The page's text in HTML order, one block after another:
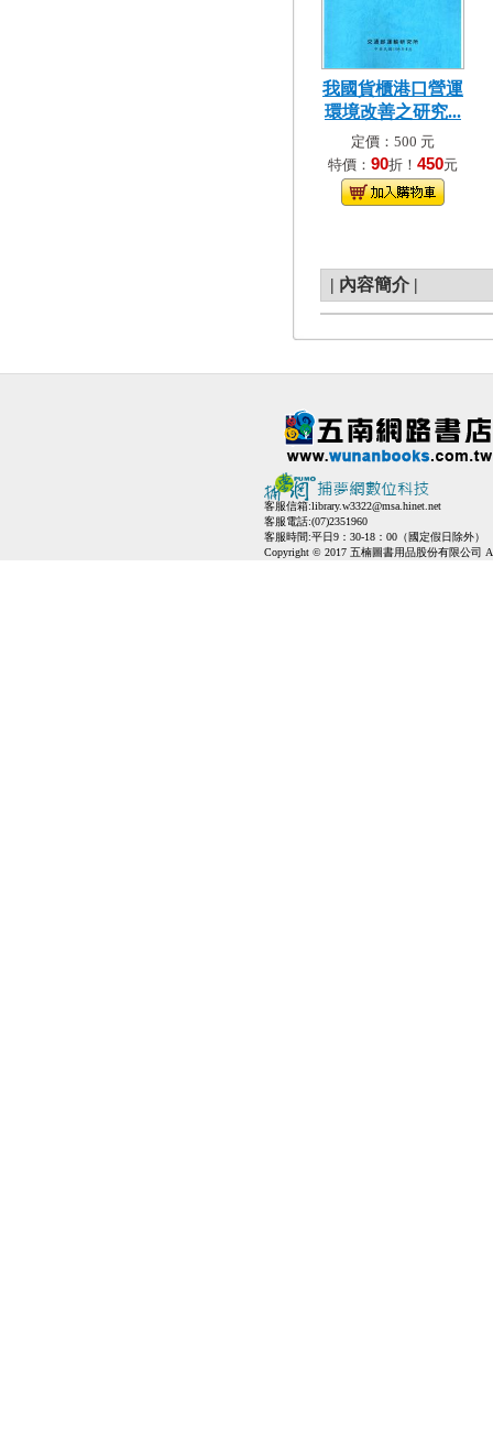
我國貨櫃港口營運
環境改善之研究...
定價：500 元
特價： 90折！ 450元
| 內容簡介 |
客服信箱:library.w3322@msa.hinet.net
客服電話:(07)2351960
客服時間:平日9：30-18：00（國定假日除外）
Copyright © 2017 五楠圖書用品股份有限公司